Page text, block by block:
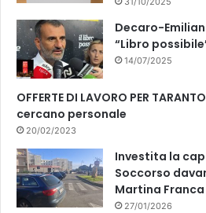
Decaro-
“Libro
14/07/2025
OFFERTE DI LAVORO PER
cercano personale
20/02/2023
Investita la
Soccorso
Martina Franca
27/01/2026